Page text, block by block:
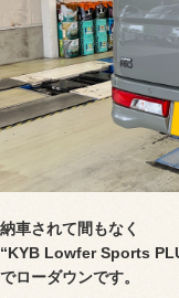
納車されて間もなく
“KYB Lowfer Sports
でローダウンです。